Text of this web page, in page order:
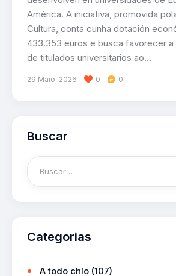
América. A iniciativa, promovida
Cultura, conta cunha dotación
433.353 euros e busca favorecer a
de titulados universitarios ao…
29 Maio, 2026 0 0
Buscar
Categorias
A todo chío (107)